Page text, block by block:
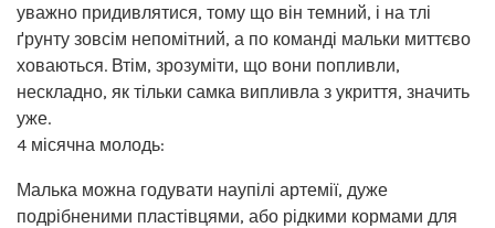
уважно придивлятися, тому що він темний, і на тлі
ґрунту зовсім непомітний, а по команді мальки миттєво
ховаються. Втім, зрозуміти, що вони попливли,
нескладно, як тільки самка випливла з укриття, значить
уже.
4 місячна молодь:
Малька можна годувати наупілі артемії, дуже
подрібненими пластівцями, або рідкими кормами для